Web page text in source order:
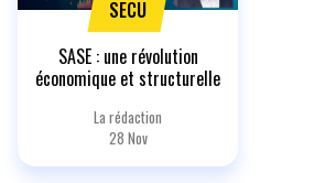
SECU
SASE : une révolution
économique et structurelle
La rédaction
28 Nov